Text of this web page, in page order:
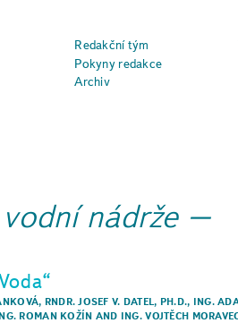
Redakční tým
Pokyny redakce
Archiv
nádrže
, RNDR. JOSEF V. DATEL, PH.D., ING.
ROMAN KOŽÍN AND ING. VOJTĚCH